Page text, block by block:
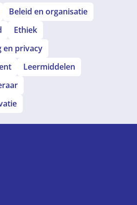
Beleid en organisatie
Ethiek
en privacy
Leermiddelen